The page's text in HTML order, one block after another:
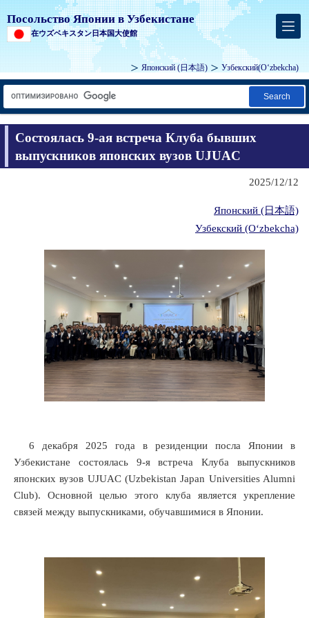
Посольство Японии в Узбекистане
在ウズベキスタン日本国大使館
Японский(日本語) Узбекский(Oʻzbekcha)
Search
Состоялась 9-ая встреча Клуба бывших
выпускников японских вузов UJUAC
2025/12/12
Японский (日本語)
Узбекский (Oʻzbekcha)
6 декабря 2025 года в резиденции посла Японии в
Узбекистане состоялась 9-я встреча Клуба выпускников
японских вузов UJUAC (Uzbekistan Japan Universities Alumni
Club). Основной целью этого клуба является укрепление
связей между выпускниками, обучавшимися в Японии.